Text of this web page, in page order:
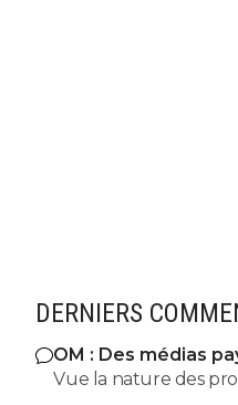
DERNIERS
OM : Des médias
l’OL, McCourt
Vue la nature des